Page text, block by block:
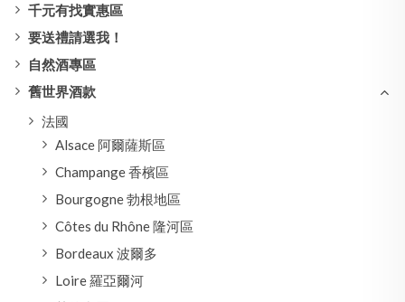
千元有找實惠區
要送禮請選我！
自然酒專區
舊世界酒款
法國
Alsace 阿爾薩斯區
Champange 香檳區
Bourgogne 勃根地區
Côtes du Rhône 隆河區
Bordeaux 波爾多
Loire 羅亞爾河